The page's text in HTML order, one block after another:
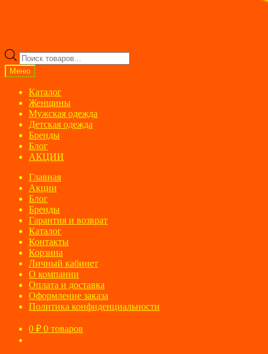
Поиск
товаров
Меню
Каталог
Женщины
Мужская одежда
Детская одежда
Бренды
Блог
АКЦИИ
Главная
Акции
Блог
Бренды
Гарантия и возврат
Каталог
Контакты
Корзина
Личный кабинет
О компании
Оплата и доставка
Оформление заказа
Политика конфиденциальности
0 ₽ 0 товаров